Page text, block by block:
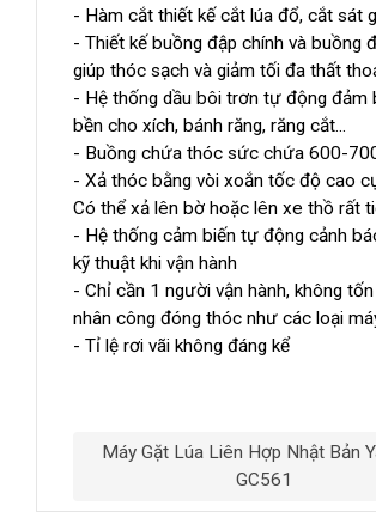
- Hàm cắt thiết kế cắt lúa đổ, cắt sát
- Thiết kế buồng đập chính và buồng
giúp thóc sạch và giảm tối đa thất
- Hệ thống dầu bôi trơn tự động đảm
bền cho xích, bánh răng, răng cắt...
- Buồng chứa thóc sức chứa 600-
- Xả thóc bằng vòi xoắn tốc độ cao
Có thể xả lên bờ hoặc lên xe thồ rất
- Hệ thống cảm biến tự động cảnh
kỹ thuật khi vận hành
- Chỉ cần 1 người vận hành, không
nhân công đóng thóc như các loại
- Tỉ lệ rơi vãi không đáng kể
Máy Gặt Lúa Liên Hợp Nhật Bản
GC561